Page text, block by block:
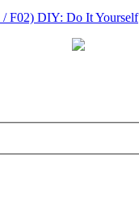
F02) DIY: Do It Yourself